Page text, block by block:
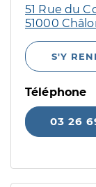
51 Rue du
51000
S'Y
Téléphone
03 26